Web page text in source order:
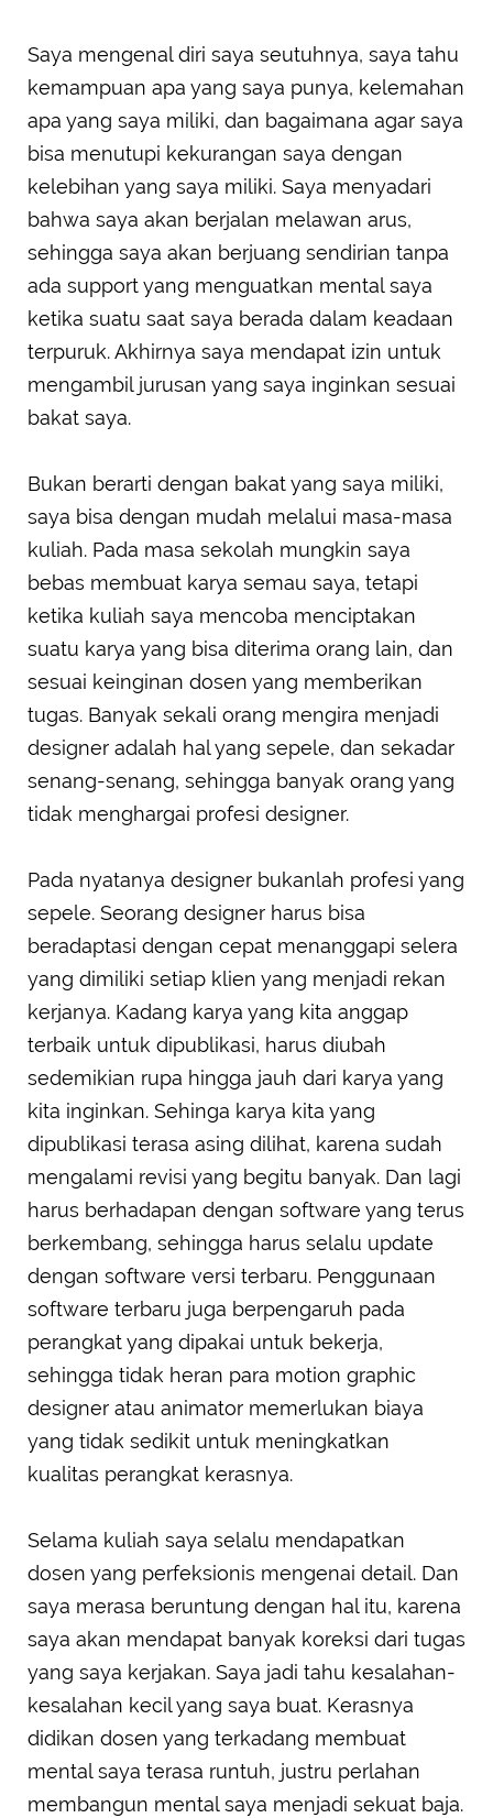
Saya mengenal diri saya seutuhnya, saya tahu
kemampuan apa yang saya punya, kelemahan
apa yang saya miliki, dan bagaimana agar saya
bisa menutupi kekurangan saya dengan
kelebihan yang saya miliki. Saya menyadari
bahwa saya akan berjalan melawan arus,
sehingga saya akan berjuang sendirian tanpa
ada support yang menguatkan mental saya
ketika suatu saat saya berada dalam keadaan
terpuruk. Akhirnya saya mendapat izin untuk
mengambil jurusan yang saya inginkan sesuai
bakat saya.
Bukan berarti dengan bakat yang saya miliki,
saya bisa dengan mudah melalui masa-masa
kuliah. Pada masa sekolah mungkin saya
bebas membuat karya semau saya, tetapi
ketika kuliah saya mencoba menciptakan
suatu karya yang bisa diterima orang lain, dan
sesuai keinginan dosen yang memberikan
tugas. Banyak sekali orang mengira menjadi
designer adalah hal yang sepele, dan sekadar
senang-senang, sehingga banyak orang yang
tidak menghargai profesi designer.
Pada nyatanya designer bukanlah profesi yang
sepele. Seorang designer harus bisa
beradaptasi dengan cepat menanggapi selera
yang dimiliki setiap klien yang menjadi rekan
kerjanya. Kadang karya yang kita anggap
terbaik untuk dipublikasi, harus diubah
sedemikian rupa hingga jauh dari karya yang
kita inginkan. Sehinga karya kita yang
dipublikasi terasa asing dilihat, karena sudah
mengalami revisi yang begitu banyak. Dan lagi
harus berhadapan dengan software yang terus
berkembang, sehingga harus selalu update
dengan software versi terbaru. Penggunaan
software terbaru juga berpengaruh pada
perangkat yang dipakai untuk bekerja,
sehingga tidak heran para motion graphic
designer atau animator memerlukan biaya
yang tidak sedikit untuk meningkatkan
kualitas perangkat kerasnya.
Selama kuliah saya selalu mendapatkan
dosen yang perfeksionis mengenai detail. Dan
saya merasa beruntung dengan hal itu, karena
saya akan mendapat banyak koreksi dari tugas
yang saya kerjakan. Saya jadi tahu kesalahan-
kesalahan kecil yang saya buat. Kerasnya
didikan dosen yang terkadang membuat
mental saya terasa runtuh, justru perlahan
membangun mental saya menjadi sekuat baja.